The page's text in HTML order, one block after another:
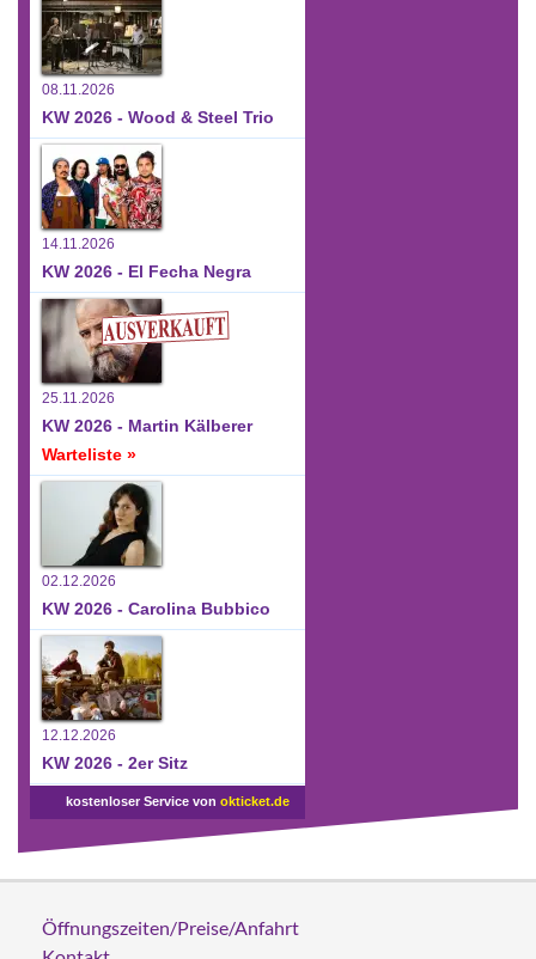
08.11.2026
KW 2026 - Wood & Steel Trio
14.11.2026
KW 2026 - El Fecha Negra
25.11.2026
KW 2026 - Martin Kälberer
Warteliste »
02.12.2026
KW 2026 - Carolina Bubbico
12.12.2026
KW 2026 - 2er Sitz
kostenloser Service von okticket.de
Öffnungszeiten/Preise/Anfahrt